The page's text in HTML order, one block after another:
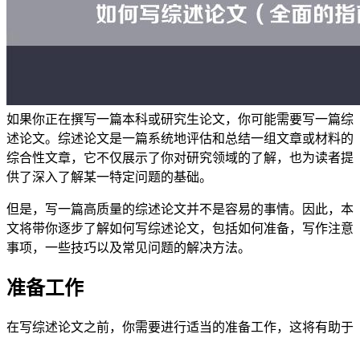
如果你正在撰写一篇本科或研究生论文，你可能需要写一篇综
述论文。综述论文是一篇系统地评估和总结一组文章或材料的
综合性文章，它不仅展示了你对研究领域的了解，也为读者提
供了深入了解某一特定问题的基础。
但是，写一篇高质量的综述论文并不是容易的事情。因此，本
文将带你逐步了解如何写综述论文，包括如何准备，写作注意
事项，一些技巧以及常见问题的解决方法。
准备工作
在写综述论文之前，你需要进行适当的准备工作，这将有助于